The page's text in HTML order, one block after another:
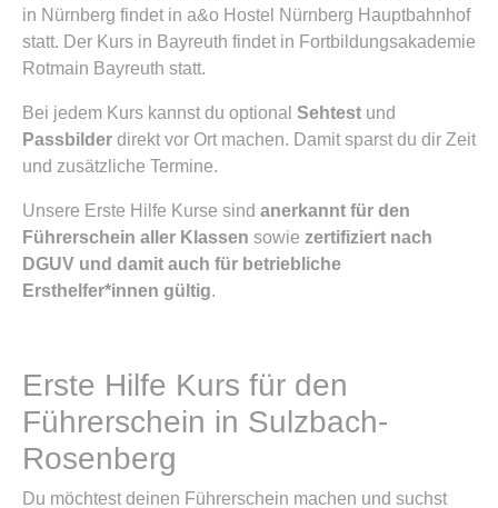
in Nürnberg findet in a&o Hostel Nürnberg Hauptbahnhof
statt. Der Kurs in Bayreuth findet in Fortbildungsakademie
Rotmain Bayreuth statt.
Bei jedem Kurs kannst du optional Sehtest und
Passbilder direkt vor Ort machen. Damit sparst du dir Zeit
und zusätzliche Termine.
Unsere Erste Hilfe Kurse sind anerkannt für den
Führerschein aller Klassen sowie zertifiziert nach
DGUV und damit auch für betriebliche
Ersthelfer*innen gültig.
Erste Hilfe Kurs für den
Führerschein in Sulzbach-
Rosenberg
Du möchtest deinen Führerschein machen und suchst